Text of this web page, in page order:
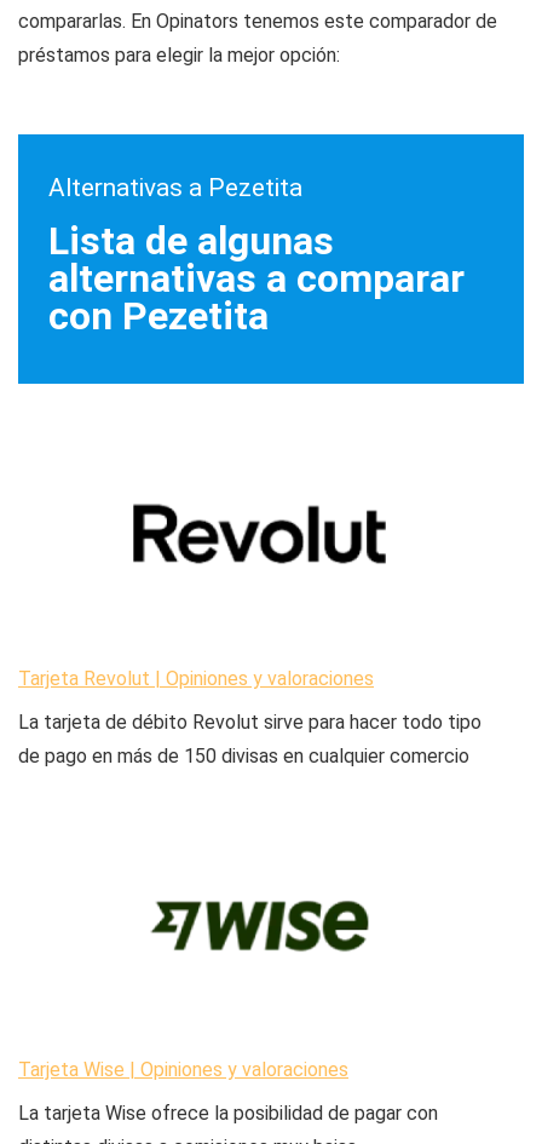
compararlas. En Opinators tenemos este comparador de
préstamos para elegir la mejor opción:
Alternativas a Pezetita
Lista de algunas
alternativas a comparar
con Pezetita
Tarjeta Revolut | Opiniones y valoraciones
La tarjeta de débito Revolut sirve para hacer todo tipo
de pago en más de 150 divisas en cualquier comercio
Tarjeta Wise | Opiniones y valoraciones
La tarjeta Wise ofrece la posibilidad de pagar con